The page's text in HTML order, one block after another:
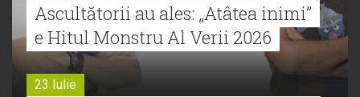
Ascultătorii au ales: „Atâtea inimi”
e Hitul Monstru Al Verii 2026
23 Iulie